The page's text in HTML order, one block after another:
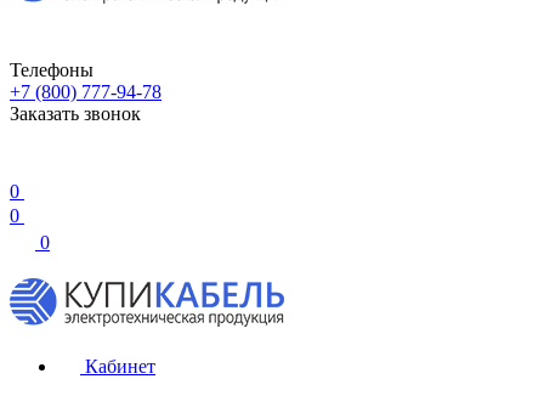
Телефоны
+7 (800) 777-94-78
Заказать звонок
0
0
0
Кабинет